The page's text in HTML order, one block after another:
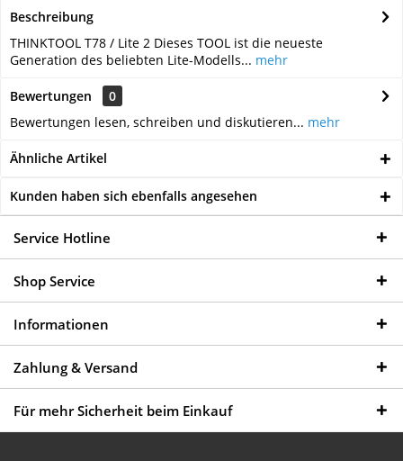
Beschreibung
THINKTOOL T78 / Lite 2 Dieses TOOL ist die neueste
Generation des beliebten Lite-Modells... mehr
Bewertungen
0
Bewertungen lesen, schreiben und diskutieren... mehr
Ähnliche Artikel
Kunden haben sich ebenfalls angesehen
Service Hotline
Shop Service
Informationen
Zahlung & Versand
Für mehr Sicherheit beim Einkauf